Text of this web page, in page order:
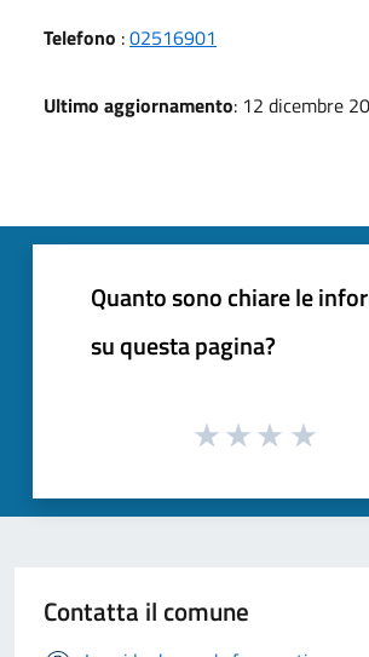
Telefono :02516901
Ultimo aggiornamento: 12 dicembre
Quanto sono chiare le
su questa pagina?
Contatta il comune